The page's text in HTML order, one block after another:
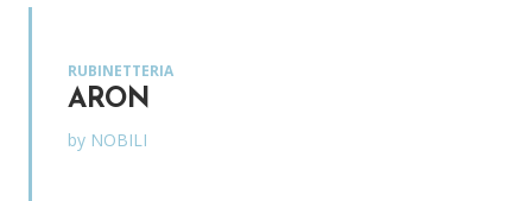
RUBINETTERIA
ARON
by NOBILI